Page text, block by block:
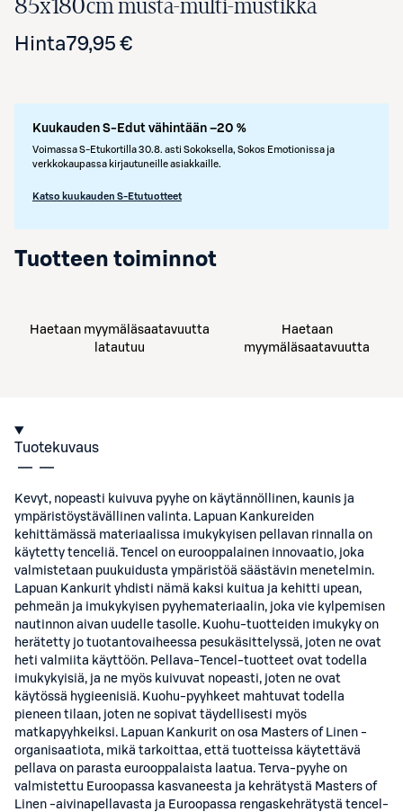
85x180cm musta-multi-mustikka
Hinta79,95 €
Kuukauden S-Edut vähintään –20 %
Voimassa S-Etukortilla 30.8. asti Sokoksella, Sokos Emotionissa ja
verkkokaupassa kirjautuneille asiakkaille.
Katso kuukauden S-Etutuotteet
Tuotteen toiminnot
Haetaan myymäläsaatavuutta
latautuu
Haetaan
myymäläsaatavuutta
Tuotekuvaus
Kevyt, nopeasti kuivuva pyyhe on käytännöllinen, kaunis ja
ympäristöystävällinen valinta. Lapuan Kankureiden
kehittämässä materiaalissa imukykyisen pellavan rinnalla on
käytetty tenceliä. Tencel on eurooppalainen innovaatio, joka
valmistetaan puukuidusta ympäristöä säästävin menetelmin.
Lapuan Kankurit yhdisti nämä kaksi kuitua ja kehitti upean,
pehmeän ja imukykyisen pyyhemateriaalin, joka vie kylpemisen
nautinnon aivan uudelle tasolle. Kuohu-tuotteiden imukyky on
herätetty jo tuotantovaiheessa pesukäsittelyssä, joten ne ovat
heti valmiita käyttöön. Pellava-Tencel-tuotteet ovat todella
imukykyisiä, ja ne myös kuivuvat nopeasti, joten ne ovat
käytössä hygieenisiä. Kuohu-pyyhkeet mahtuvat todella
pieneen tilaan, joten ne sopivat täydellisesti myös
matkapyyhkeiksi. Lapuan Kankurit on osa Masters of Linen -
organisaatiota, mikä tarkoittaa, että tuotteissa käytettävä
pellava on parasta eurooppalaista laatua. Terva-pyyhe on
valmistettu Euroopassa kasvaneesta ja kehrätystä Masters of
Linen -aivinapellavasta ja Euroopassa rengaskehrätystä tencel-